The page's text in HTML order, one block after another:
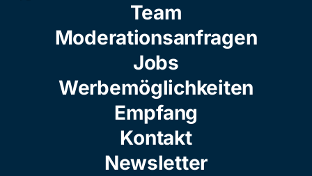
Team
Moderationsanfragen
Jobs
Werbemöglichkeiten
Empfang
Kontakt
Newsletter